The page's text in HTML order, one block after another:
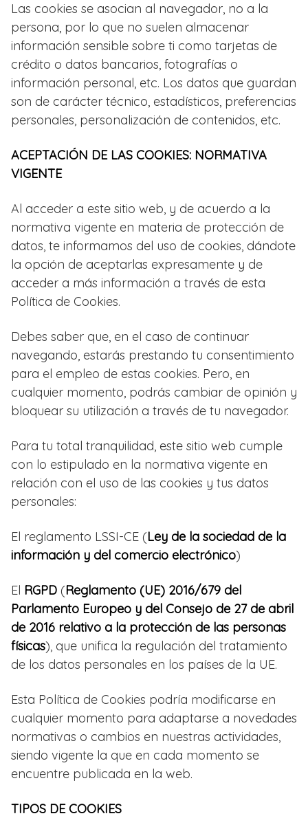
Las cookies se asocian al navegador, no a la
persona, por lo que no suelen almacenar
información sensible sobre ti como tarjetas de
crédito o datos bancarios, fotografías o
información personal, etc. Los datos que guardan
son de carácter técnico, estadísticos, preferencias
personales, personalización de contenidos, etc.
ACEPTACIÓN DE LAS COOKIES: NORMATIVA
VIGENTE
Al acceder a este sitio web, y de acuerdo a la
normativa vigente en materia de protección de
datos, te informamos del uso de cookies, dándote
la opción de aceptarlas expresamente y de
acceder a más información a través de esta
Política de Cookies.
Debes saber que, en el caso de continuar
navegando, estarás prestando tu consentimiento
para el empleo de estas cookies. Pero, en
cualquier momento, podrás cambiar de opinión y
bloquear su utilización a través de tu navegador.
Para tu total tranquilidad, este sitio web cumple
con lo estipulado en la normativa vigente en
relación con el uso de las cookies y tus datos
personales:
El reglamento LSSI-CE (Ley de la sociedad de la
información y del comercio electrónico)
El RGPD (Reglamento (UE) 2016/679 del
Parlamento Europeo y del Consejo de 27 de abril
de 2016 relativo a la protección de las personas
físicas), que unifica la regulación del tratamiento
de los datos personales en los países de la UE.
Esta Política de Cookies podría modificarse en
cualquier momento para adaptarse a novedades
normativas o cambios en nuestras actividades,
siendo vigente la que en cada momento se
encuentre publicada en la web.
TIPOS DE COOKIES